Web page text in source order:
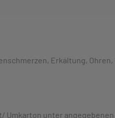
Erkältung, Ohren,
Umkarton unter